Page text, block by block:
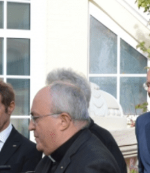
Традиции
в Монако
Выходной в
праздник Corpus
Крови Христовых
Пасха в Монако: от
традиций до